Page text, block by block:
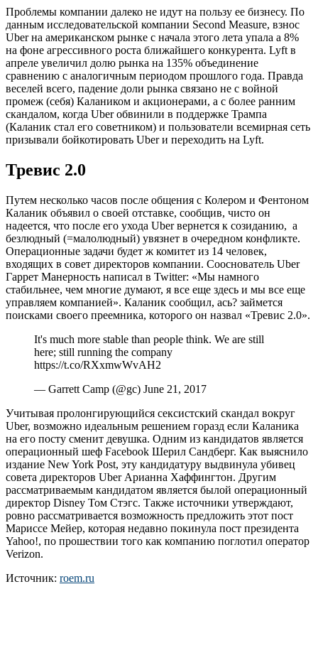
Проблемы компании далеко не идут на пользу ее бизнесу. По
данным исследовательской компании Second Measure, взнос
Uber на американском рынке с начала этого лета упала а 8%
на фоне агрессивного роста ближайшего конкурента. Lyft в
апреле увеличил долю рынка на 135% объединение
сравнению с аналогичным периодом прошлого года. Правда
веселей всего, падение доли рынка связано не с войной
промеж (себя) Калаником и акционерами, а с более ранним
скандалом, когда Uber обвинили в поддержке Трампа
(Каланик стал его советником) и пользователи всемирная сеть
призывали бойкотировать Uber и переходить на Lyft.
Тревис 2.0
Путем несколько часов после общения с Колером и Фентоном
Каланик объявил о своей отставке, сообщив, чисто он
надеется, что после его ухода Uber вернется к созиданию, а
безлюдный (=малолюдный) увязнет в очередном конфликте.
Операционные задачи будет ж комитет из 14 человек,
входящих в совет директоров компании. Сооснователь Uber
Гаррет Манерность написал в Twitter: «Мы намного
стабильнее, чем многие думают, я все еще здесь и мы все еще
управляем компанией». Каланик сообщил, ась? займется
поисками своего преемника, которого он назвал «Тревис 2.0».
It's much more stable than people think. We are still
here; still running the company
https://t.co/RXxmwWvAH2
— Garrett Camp (@gc) June 21, 2017
Учитывая пролонгирующийся сексистский скандал вокруг
Uber, возможно идеальным решением горазд если Каланика
на его посту сменит девушка. Одним из кандидатов является
операционный шеф Facebook Шерил Сандберг. Как выяснило
издание New York Post, эту кандидатуру выдвинула убивец
совета директоров Uber Арианна Хаффингтон. Другим
рассматриваемым кандидатом является былой операционный
директор Disney Том Стэгс. Также источники утверждают,
ровно рассматривается возможность предложить этот пост
Мариссе Мейер, которая недавно покинула пост президента
Yahoo!, по прошествии того как компанию поглотил оператор
Verizon.
Источник: roem.ru